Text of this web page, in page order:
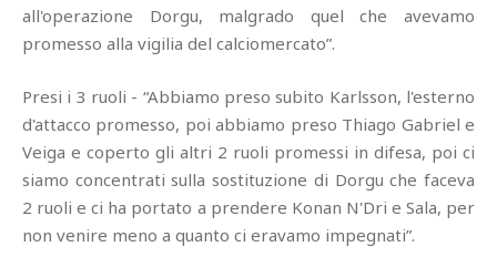
all'operazione Dorgu, malgrado quel che avevamo
promesso alla vigilia del calciomercato”.
Presi i 3 ruoli - “Abbiamo preso subito Karlsson, l'esterno
d'attacco promesso, poi abbiamo preso Thiago Gabriel e
Veiga e coperto gli altri 2 ruoli promessi in difesa, poi ci
siamo concentrati sulla sostituzione di Dorgu che faceva
2 ruoli e ci ha portato a prendere Konan N'Dri e Sala, per
non venire meno a quanto ci eravamo impegnati”.